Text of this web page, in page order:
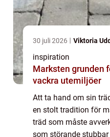
30 juli 2026 Viktoria
inspiration
Marksten grunden för hållbara och
vackra utemiljöer
Att ta hand om sin
en stolt tradition för
träd som måste
som störande